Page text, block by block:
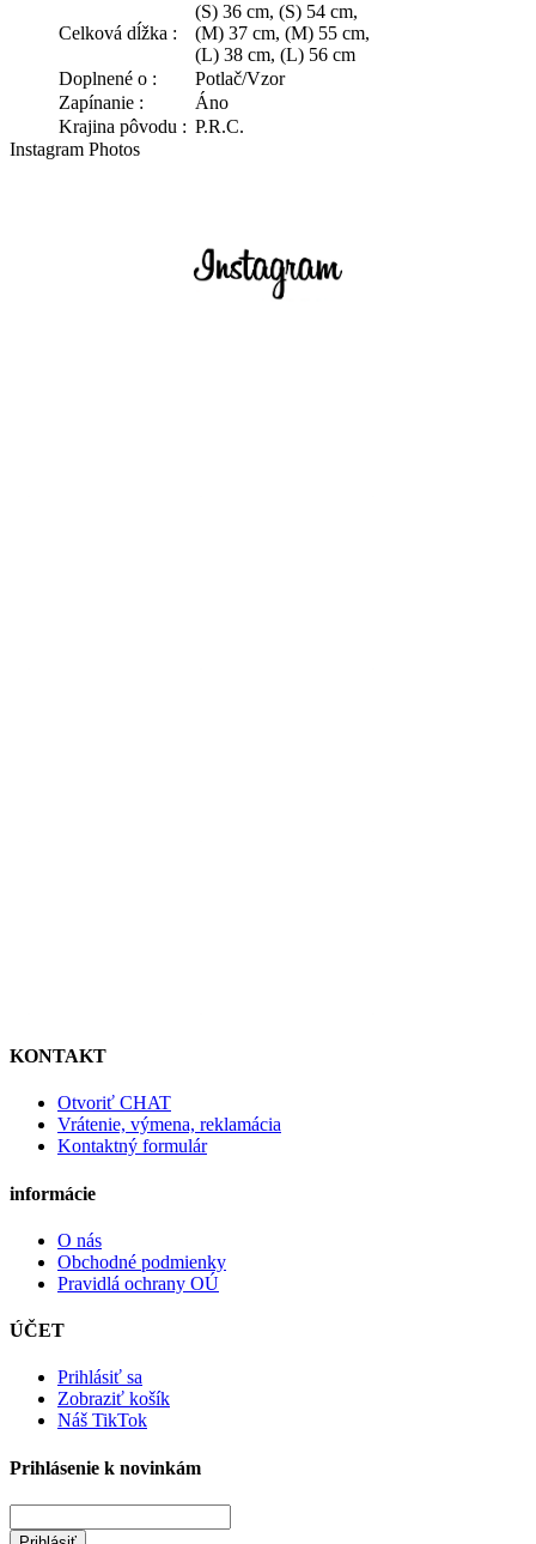
Celková dĺžka :
(S) 36 cm, (S) 54 cm,
(M) 37 cm, (M) 55 cm,
(L) 38 cm, (L) 56 cm
Doplnené o :
Potlač/Vzor
Zapínanie :
Áno
Krajina pôvodu : P.R.C.
Instagram Photos
KONTAKT
Otvoriť CHAT
Vrátenie, výmena, reklamácia
Kontaktný formulár
informácie
O nás
Obchodné podmienky
Pravidlá ochrany OÚ
ÚČET
Prihlásiť sa
Zobraziť košík
Náš TikTok
Prihlásenie k novinkám